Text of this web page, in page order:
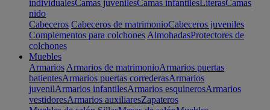
individualesCamas juvenilesCamas infantilesLiterasCamas
nido
Cabeceros Cabeceros de matrimonioCabeceros juveniles
Complementos para colchones AlmohadasProtectores de
colchones
Muebles
Armarios Armarios de matrimonioArmarios puertas
batientesArmarios puertas correderasArmarios
juvenilArmarios infantilesArmarios esquinerosArmarios
vestidoresArmarios auxiliaresZapateros